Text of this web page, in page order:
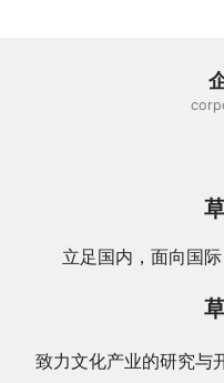
立足国内，面向国
致力文化产业的研究与